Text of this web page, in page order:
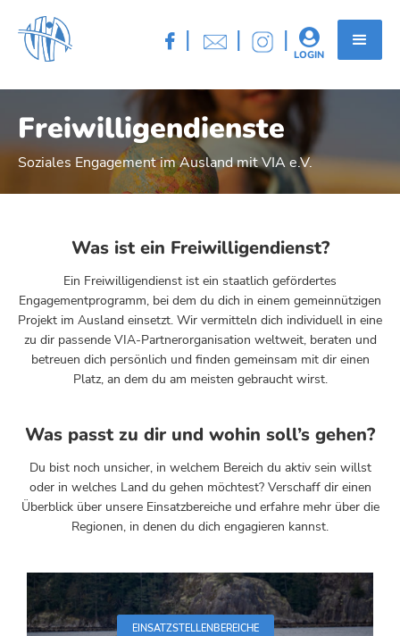
 | | | 
LOGIN
Freiwilligendienste
Soziales Engagement im Ausland mit VIA e.V.
Was ist ein Freiwilligendienst?
Ein Freiwilligendienst ist ein staatlich gefördertes
Engagementprogramm, bei dem du dich in einem gemeinnützigen
Projekt im Ausland einsetzt. Wir vermitteln dich individuell in eine
zu dir passende VIA-Partnerorganisation weltweit, beraten und
betreuen dich persönlich und finden gemeinsam mit dir einen
Platz, an dem du am meisten gebraucht wirst.
Was passt zu dir und wohin soll’s gehen?
Du bist noch unsicher, in welchem Bereich du aktiv sein willst
oder in welches Land du gehen möchtest? Verschaff dir einen
Überblick über unsere Einsatzbereiche und erfahre mehr über die
Regionen, in denen du dich engagieren kannst.
EINSATZSTELLENBEREICHE